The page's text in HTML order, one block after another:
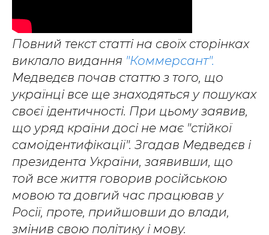
Повний текст статті на своїх сторінках
виклало видання "Коммерсант".
Медведєв почав статтю з того, що
українці все ще знаходяться у пошуках
своєї ідентичності. При цьому заявив,
що уряд країни досі не має "стійкої
самоідентифікації". Згадав Медведєв і
президента України, заявивши, що
той все життя говорив російською
мовою та довгий час працював у
Росії, проте, прийшовши до влади,
змінив свою політику і мову.